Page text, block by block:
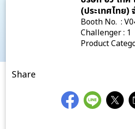
(ประเทศไทย)
Booth No. :
Challenger : 1
Product
Share